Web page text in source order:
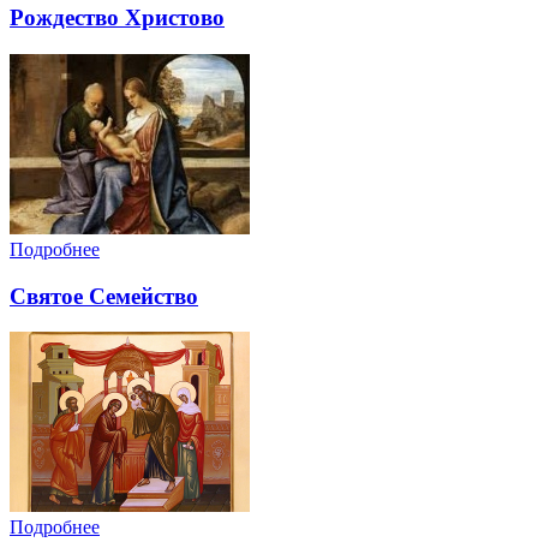
Рождество Христово
Подробнее
Святое Семейство
Подробнее